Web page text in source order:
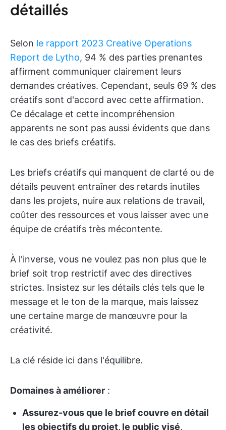
détaillés
Selon le rapport 2023 Creative Operations
Report de Lytho, 94 % des parties prenantes
affirment communiquer clairement leurs
demandes créatives. Cependant, seuls 69 % des
créatifs sont d'accord avec cette affirmation.
Ce décalage et cette incompréhension
apparents ne sont pas aussi évidents que dans
le cas des briefs créatifs.
Les briefs créatifs qui manquent de clarté ou de
détails peuvent entraîner des retards inutiles
dans les projets, nuire aux relations de travail,
coûter des ressources et vous laisser avec une
équipe de créatifs très mécontente.
À l'inverse, vous ne voulez pas non plus que le
brief soit trop restrictif avec des directives
strictes. Insistez sur les détails clés tels que le
message et le ton de la marque, mais laissez
une certaine marge de manœuvre pour la
créativité.
La clé réside ici dans l'équilibre.
Domaines à améliorer :
Assurez-vous que le brief couvre en détail
les objectifs du projet, le public visé,